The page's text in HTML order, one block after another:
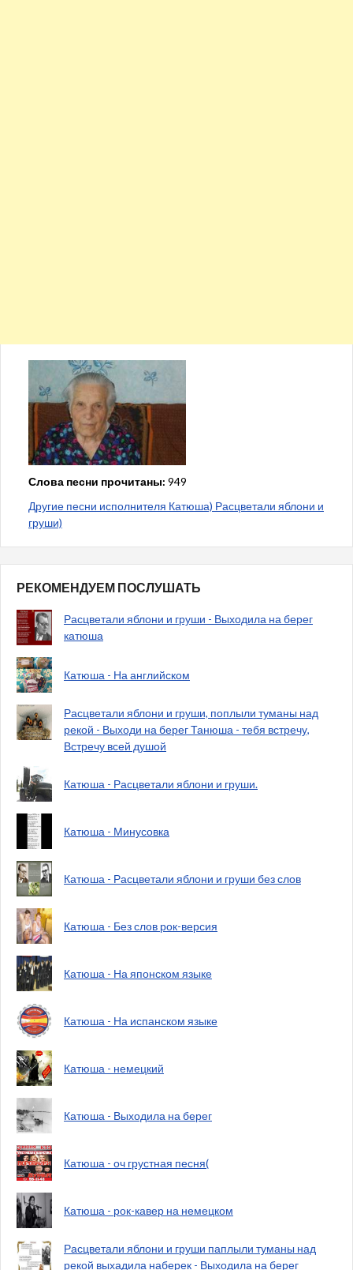
Слова песни прочитаны: 949
Другие песни исполнителя Катюша) Расцветали яблони и
груши)
РЕКОМЕНДУЕМ ПОСЛУШАТЬ
Расцветали яблони и груши - Выходила на берег
катюша
Катюша - На английском
Расцветали яблони и груши, поплыли туманы над
рекой - Выходи на берег Танюша - тебя встречу,
Встречу всей душой
Катюша - Расцветали яблони и груши.
Катюша - Минусовка
Катюша - Расцветали яблони и груши без слов
Катюша - Без слов рок-версия
Катюша - На японском языке
Катюша - На испанском языке
Катюша - немецкий
Катюша - Выходила на берег
Катюша - оч грустная песня(
Катюша - рок-кавер на немецком
Расцветали яблони и груши паплыли туманы над
рекой выхадила наберек - Выходила на берег